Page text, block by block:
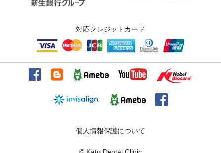
対応クレジットカード
個人情報保護について